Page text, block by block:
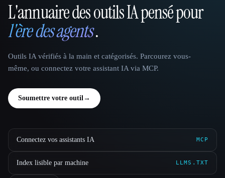
That AI Collection
L'annuaire des outils IA pensé pour
l'ère des agents.
Outils IA vérifiés à la main et catégorisés. Parcourez vous-
même, ou connectez votre assistant IA via MCP.
Soumettre votre outil→
Connectez vos assistants IA MCP
Index lisible par machine LLMS.TXT